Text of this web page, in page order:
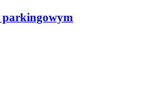
parkingowym